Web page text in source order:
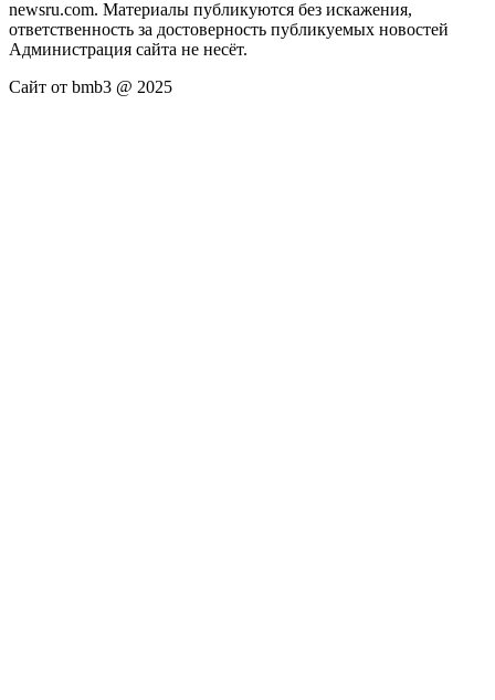
newsru.com. Материалы публикуются без искажения,
ответственность за достоверность публикуемых новостей
Администрация сайта не несёт.
Сайт от bmb3 @ 2025